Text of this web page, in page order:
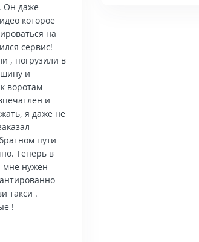
Он даже
которое
на
сервис!
, погрузили в
и
воротам
и
я даже не
пути
Теперь в
мне нужен
такси .
!